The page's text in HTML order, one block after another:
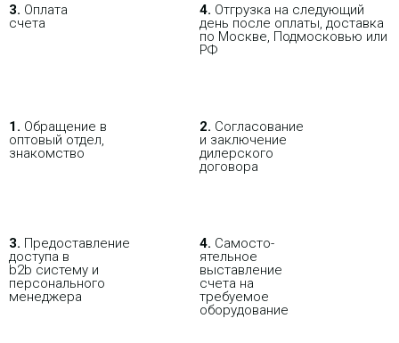
КУПИТЬ
ПОКУПАЯ С НАСТРОЙКОЙ
3. Оплата
счета
4. Отгрузка на следующий
день после оплаты, доставка
по Москве, Подмосковью или
РФ
1. Обращение в
оптовый отдел,
знакомство
2. Согласование
и заключение
дилерского
договора
3. Пре­до­ста­вле­ние
доступа в
b2b систему и
персо­нального
мене­джера
4. Само­сто­-
ятель­ное
выставление
счета на
требуемое
оборудование